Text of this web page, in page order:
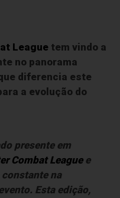
League tem vindo a
no panorama
diferencia este
a evolução do
presente em
Combat Leaguee
na
Esta edição,